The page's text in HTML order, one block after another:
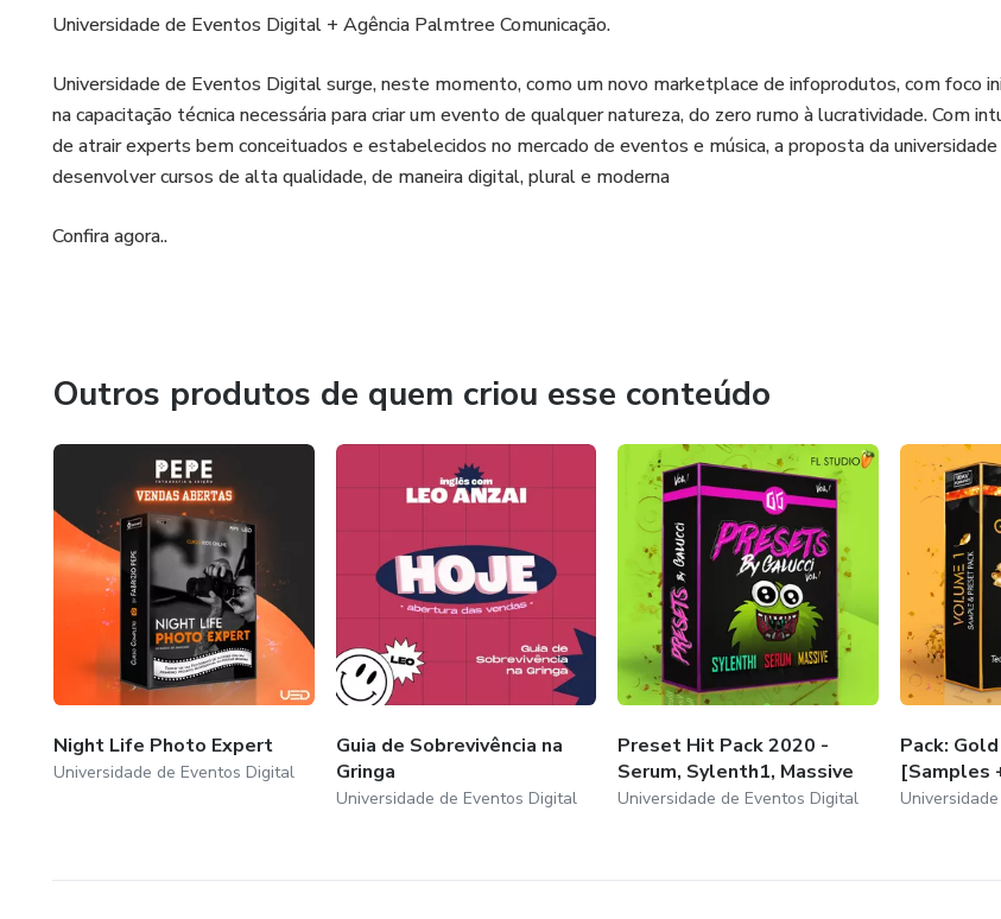
Universidade de Eventos Digital + Agência Palmtree Comunicação.
Universidade de Eventos Digital surge, neste momento, como um novo marketplace de infoprodutos, com foco
na capacitação técnica necessária para criar um evento de qualquer natureza, do zero rumo à lucratividade. Com
de atrair experts bem conceituados e estabelecidos no mercado de eventos e música, a proposta da
desenvolver cursos de alta qualidade, de maneira digital, plural e moderna
Confira agora..
Outros produtos de quem criou esse conteúdo
Night Life Photo Expert
Universidade de Eventos Digital
Guia de Sobrevivência na
Gringa
Universidade de Eventos Digital
Preset Hit Pack 2020 -
Serum, Sylenth1, Massive
Universidade de Eventos Digital
Pack: Gold
[Samples